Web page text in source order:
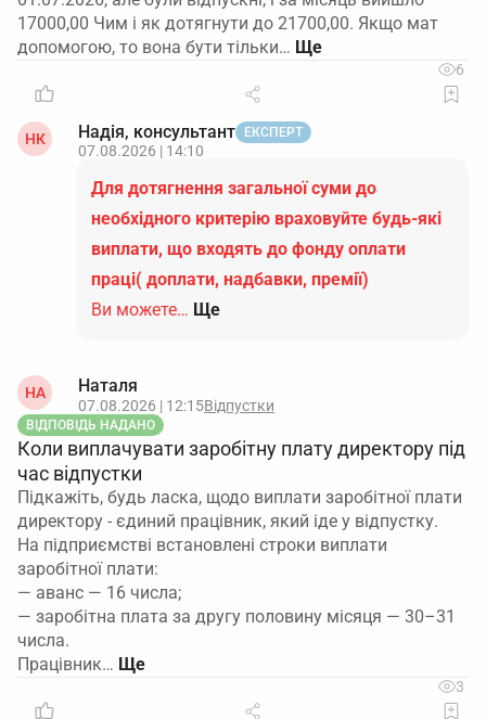
17000,00 Чим і як дотягнути до 21700,00. Якщо мат
допомогою, то вона бути тільки…
6
НК Надія, консультант ЕКСПЕРТ
07.08.2026 | 14:10
Для дотягнення загальної суми до
необхідного критерію враховуйте будь-які
виплати, що входять до фонду оплати
праці( доплати, надбавки, премії)
Ви можете… Ще
НА Наталя
07.08.2026 | 12:15Відпустки
ВІДПОВІДЬ НАДАНО
Коли виплачувати заробітну плату директору під
час відпустки
Підкажіть, будь ласка, щодо виплати заробітної плати
директору - єдиний працівник, який іде у відпустку.
На підприємстві встановлені строки виплати
заробітної плати:
— аванс — 16 числа;
— заробітна плата за другу половину місяця — 30–31
числа.
Працівник…
3